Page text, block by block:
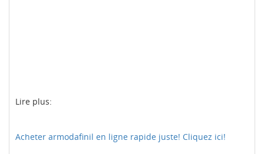
Lire plus:
Acheter armodafinil en ligne rapide juste! Cliquez ici!